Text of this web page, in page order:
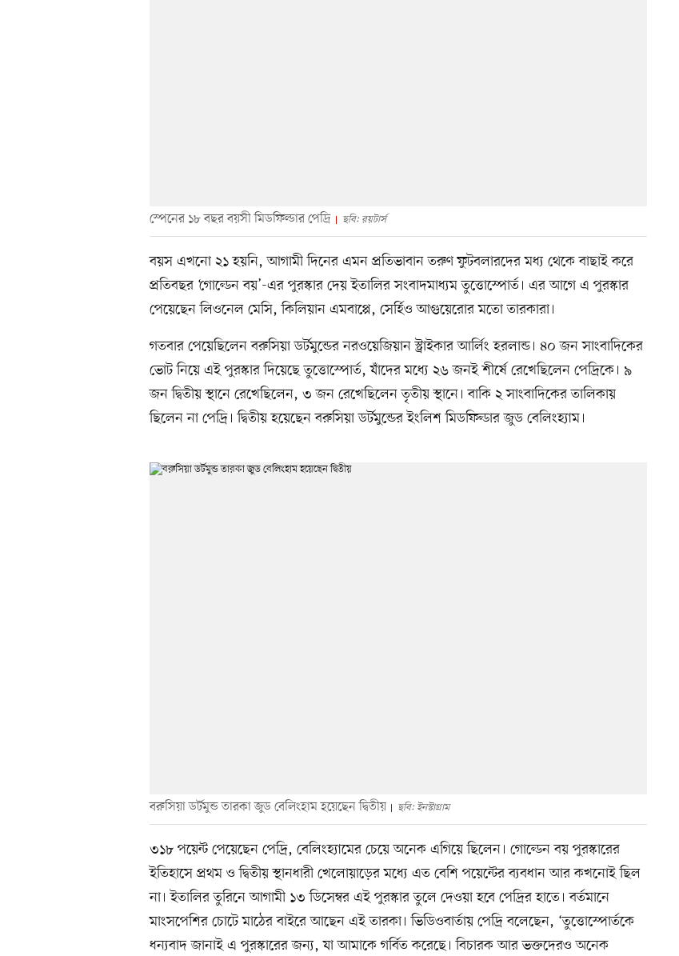
স্পেনের ১৮ বছর বয়সী মিডফিল্ডার পেদ্রি ছবি: রয়টার্স
বয়স এখনো ২১ হয়নি, আগামী দিনের এমন প্রতিভাবান তরুণ ফুটবলারদের মধ্য থেকে বাছাই করে
প্রতিবছর ‘গোল্ডেন বয়’-এর পুরস্কার দেয় ইতালির সংবাদমাধ্যম তুত্তোস্পোর্ত। এর আগে এ পুরস্কার
পেয়েছেন লিওনেল মেসি, কিলিয়ান এমবাপ্পে, সের্হিও আগুয়েরোর মতো তারকারা।
গতবার পেয়েছিলেন বরুসিয়া ডর্টমুন্ডের নরওয়েজিয়ান স্ট্রাইকার আর্লিং হরলান্ড। ৪০ জন সাংবাদিকের
ভোট নিয়ে এই পুরস্কার দিয়েছে তুত্তোস্পোর্ত, যাঁদের মধ্যে ২৬ জনই শীর্ষে রেখেছিলেন পেদ্রিকে। ৯
জন দ্বিতীয় স্থানে রেখেছিলেন, ৩ জন রেখেছিলেন তৃতীয় স্থানে। বাকি ২ সাংবাদিকের তালিকায়
ছিলেন না পেদ্রি। দ্বিতীয় হয়েছেন বরুসিয়া ডর্টমুন্ডের ইংলিশ মিডফিল্ডার জুড বেলিংহ্যাম।
বরুসিয়া ডর্টমুন্ড তারকা জুড বেলিংহাম হয়েছেন দ্বিতীয় ছবি: ইনস্টাগ্রাম
৩১৮ পয়েন্ট পেয়েছেন পেদ্রি, বেলিংহ্যামের চেয়ে অনেক এগিয়ে ছিলেন। গোল্ডেন বয় পুরস্কারের
ইতিহাসে প্রথম ও দ্বিতীয় স্থানধারী খেলোয়াড়ের মধ্যে এত বেশি পয়েন্টের ব্যবধান আর কখনোই ছিল
না। ইতালির তুরিনে আগামী ১৩ ডিসেম্বর এই পুরস্কার তুলে দেওয়া হবে পেদ্রির হাতে। বর্তমানে
মাংসপেশির চোটে মাঠের বাইরে আছেন এই তারকা। ভিডিওবার্তায় পেদ্রি বলেছেন, ‘তুত্তোস্পোর্তকে
ধন্যবাদ জানাই এ পুরস্কারের জন্য, যা আমাকে গর্বিত করেছে। বিচারক আর ভক্তদেরও অনেক